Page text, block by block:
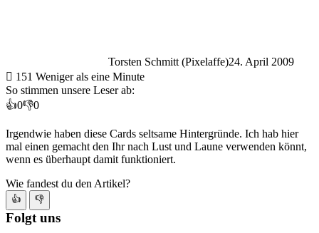
Torsten Schmitt (Pixelaffe)24. April 2009
151 Weniger als eine Minute
So stimmen unsere Leser ab:
👍0👎0
Irgendwie haben diese Cards seltsame Hintergründe. Ich hab hier
mal einen gemacht den Ihr nach Lust und Laune verwenden könnt,
wenn es überhaupt damit funktioniert.
Wie fandest du den Artikel?
👍 👎
Folgt uns